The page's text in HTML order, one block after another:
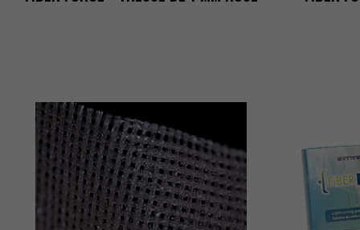
RECHERCHE
ENGLISH